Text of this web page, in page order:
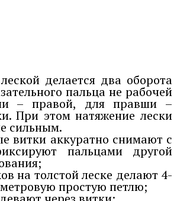
делается два оборота
пальца не рабочей
– правой, для правши –
При этом натяжение лески
сильным.
витки аккуратно снимают с
пальцами другой
на толстой леске делают 4-
простую петлю;